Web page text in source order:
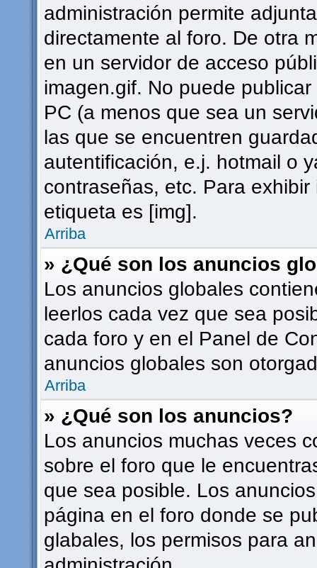
administración permite
directamente al foro. De otra
en un servidor de acceso
imagen.gif. No puede
PC (a menos que sea un
las que se encuentren
autentificación, e.j. hotmail o
contraseñas, etc. Para
etiqueta es [img].
Arriba
» ¿Qué son los anuncios
Los anuncios globales
leerlos cada vez que sea
cada foro y en el Panel de
anuncios globales son
Arriba
» ¿Qué son los anuncios?
Los anuncios muchas veces
sobre el foro que le
que sea posible. Los
página en el foro donde se
glabales, los permisos para